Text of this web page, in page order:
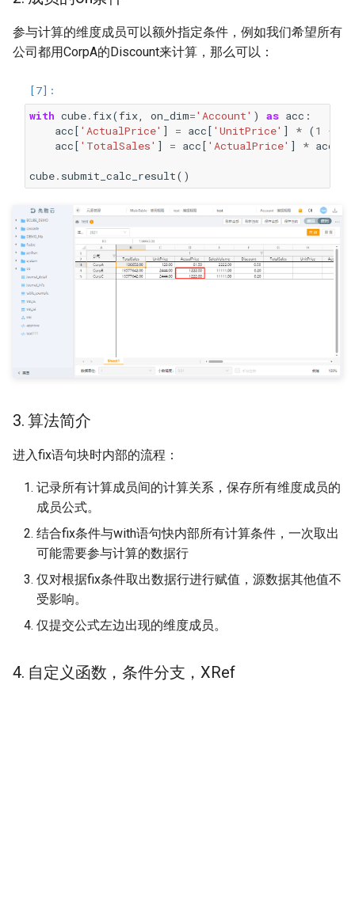
参与计算的维度成员可以额外指定条件，例如我们希望所有
公司都用CorpA的Discount来计算，那么可以：
with cube.fix(fix, on_dim='Account' ) as acc :
acc[ 'ActualPrice' ] = acc[ 'UnitPrice' ] * (1 -
acc[ 'TotalSales' ] = acc[ 'ActualPrice' ] * acc
cube. submit_calc_result()
3. 算法简介
进入fix语句块时内部的流程：
记录所有计算成员间的计算关系，保存所有维度成员的
成员公式。
结合fix条件与with语句快内部所有计算条件，一次取出
可能需要参与计算的数据行
仅对根据fix条件取出数据行进行赋值，源数据其他值不
受影响。
仅提交公式左边出现的维度成员。
4. 自定义函数，条件分支，XRef